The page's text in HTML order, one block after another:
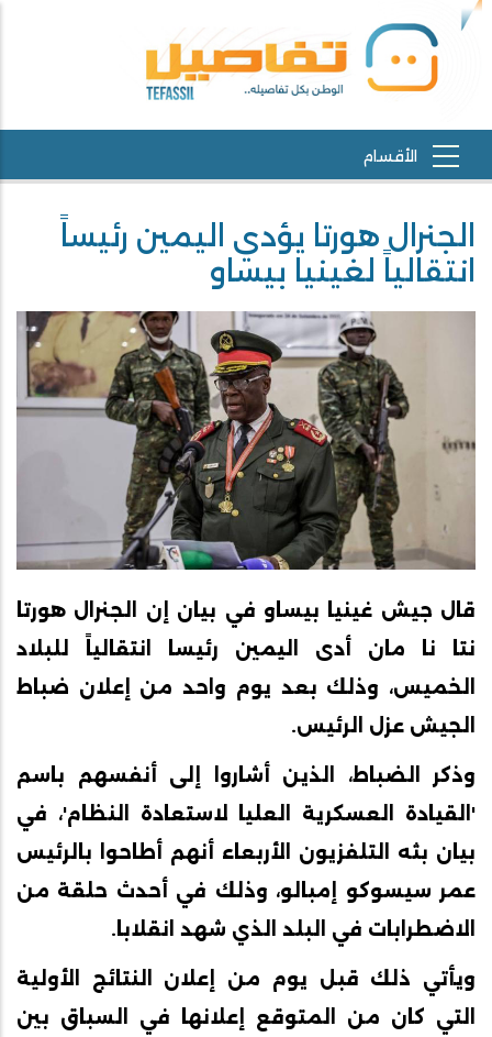
الجنرال هورتا يؤدي اليمين رئيساً
انتقالياً لغينيا بيساو
قال جيش غينيا بيساو في بيان إن الجنرال هورتا
نتا نا مان أدى اليمين رئيسا انتقالياً للبلاد
الخميس، وذلك بعد يوم واحد من إعلان ضباط
الجيش عزل الرئيس.
وذكر الضباط، الذين أشاروا إلى أنفسهم باسم
'القيادة العسكرية العليا لاستعادة النظام'، في
بيان بثه التلفزيون الأربعاء أنهم أطاحوا بالرئيس
عمر سيسوكو إمبالو، وذلك في أحدث حلقة من
الاضطرابات في البلد الذي شهد انقلابا.
ويأتي ذلك قبل يوم من إعلان النتائج الأولية
التي كان من المتوقع إعلانها في السباق بين